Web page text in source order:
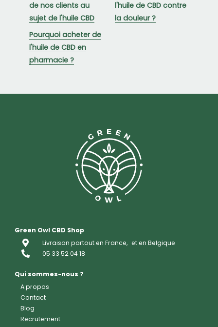
de nos clients au
sujet de l'huile CBD
l'huile de CBD contre
la douleur ?
Pourquoi acheter de
l'huile de CBD en
pharmacie ?
Green Owl CBD Shop
Livraison partout en France, et en Belgique
05 33 52 04 18
Qui sommes-nous ?
A propos
Contact
Blog
Recrutement